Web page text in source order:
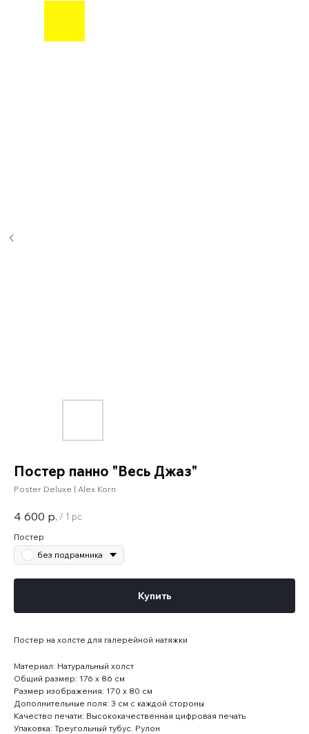
Постер панно "Весь Джаз"
Poster Deluxe | Alex Korn
4 600 р. / 1 pc
Постер
без подрамника
Купить
Постер на холсте для галерейной натяжки
Материал: Натуральный холст
Общий размер: 176 x 86 см
Размер изображения: 170 x 80 см
Дополнительные поля: 3 см с каждой стороны
Качество печати: Высококачественная цифровая печать
Упаковка: Треугольный тубус. Рулон